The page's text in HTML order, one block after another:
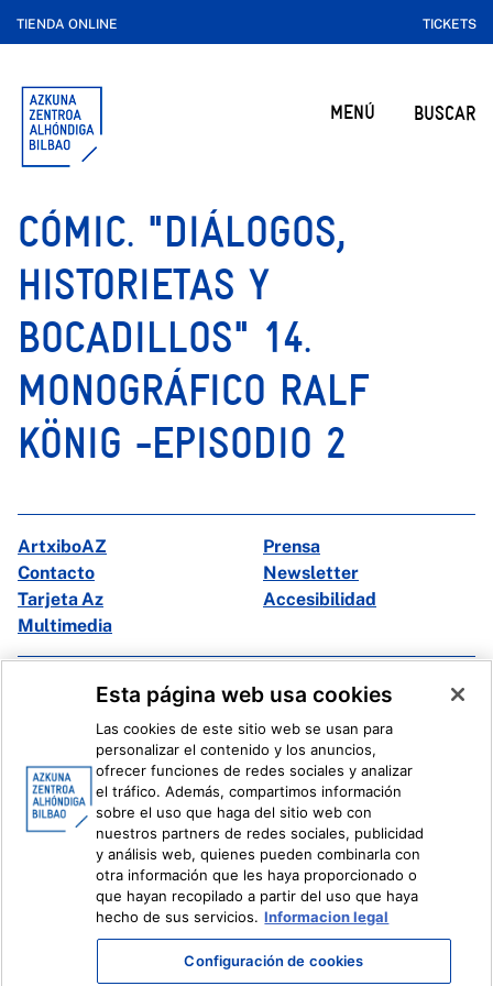
TIENDA ONLINE TICKETS
MENÚ BUSCAR
CÓMIC. "DIÁLOGOS,
HISTORIETAS Y
BOCADILLOS" 14.
MONOGRÁFICO RALF
KÖNIG -EPISODIO 2
ArtxiboAZ
Prensa
Contacto
Newsletter
Tarjeta Az
Accesibilidad
Multimedia
Facebook
X
Ivoox
Información legal Sistema Interno de Información
Esta página web usa cookies
Las cookies de este sitio web se usan para
personalizar el contenido y los anuncios,
ofrecer funciones de redes sociales y analizar
el tráfico. Además, compartimos información
sobre el uso que haga del sitio web con
nuestros partners de redes sociales, publicidad
y análisis web, quienes pueden combinarla con
otra información que les haya proporcionado o
que hayan recopilado a partir del uso que haya
hecho de sus servicios. Informacion legal
Configuración de cookies